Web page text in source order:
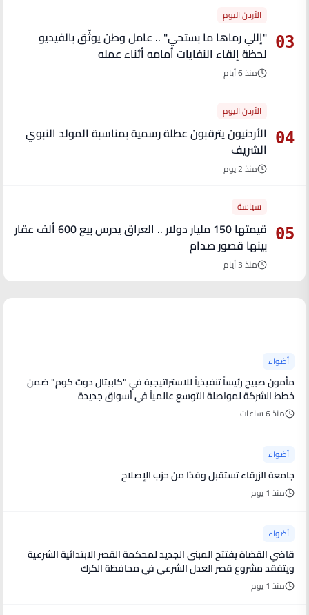
03
الأردن اليوم
"إللي رماها ما بستحي" .. عامل وطن يوثّق بالفيديو
لحظة إلقاء النفايات أمامه أثناء عمله
منذ 6 أيام
04
الأردن اليوم
الأردنيون يترقبون عطلة رسمية بمناسبة المولد النبوي
الشريف
منذ 2 يوم
05
سياسة
قيمتها 150 مليار دولار .. العراق يدرس بيع 600 ألف عقار
بينها قصور صدام
منذ 3 أيام
أضواء
مأمون صبيح رئيساً تنفيذياً للاستراتيجية في "كابيتال دوت كوم" ضمن
خطط الشركة لمواصلة التوسع عالمياً في أسواق جديدة
منذ 6 ساعات
أضواء
جامعة الزرقاء تستقبل وفدًا من حزب الإصلاح
منذ 1 يوم
أضواء
قاضي القضاة يفتتح المبنى الجديد لمحكمة القصر الابتدائية الشرعية
ويتفقد مشروع قصر العدل الشرعي في محافظة الكرك
منذ 1 يوم